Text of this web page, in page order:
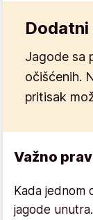
Jagode sa
očišćenih.
pritisak
Važno
Kada jednom
jagode